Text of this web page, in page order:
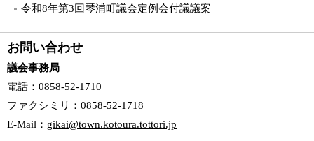
令和8年第3回琴浦町議会定例会付議議案
お問い合わせ
議会事務局
電話 ：0858-52-1710
ファクシミリ
：0858-52-1718
E-Mail ： gikai@town.kotoura.tottori.jp